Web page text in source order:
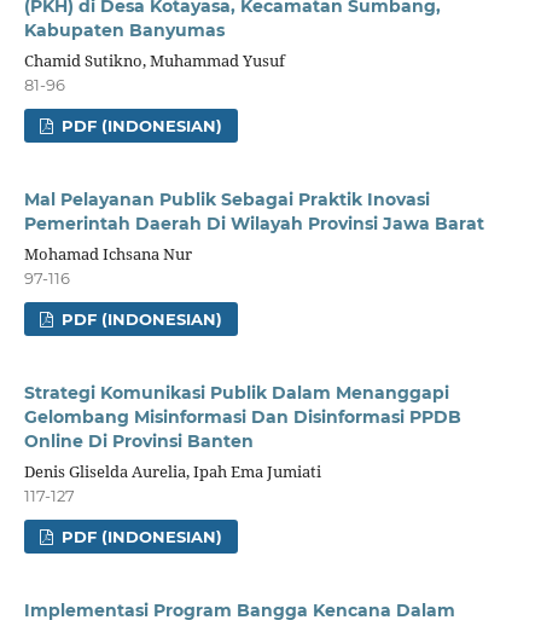
(PKH) di Desa Kotayasa, Kecamatan Sumbang,
Kabupaten Banyumas
Chamid Sutikno, Muhammad Yusuf
81-96
PDF (INDONESIAN)
Mal Pelayanan Publik Sebagai Praktik Inovasi
Pemerintah Daerah Di Wilayah Provinsi Jawa Barat
Mohamad Ichsana Nur
97-116
PDF (INDONESIAN)
Strategi Komunikasi Publik Dalam Menanggapi
Gelombang Misinformasi Dan Disinformasi PPDB
Online Di Provinsi Banten
Denis Gliselda Aurelia, Ipah Ema Jumiati
117-127
PDF (INDONESIAN)
Implementasi Program Bangga Kencana Dalam